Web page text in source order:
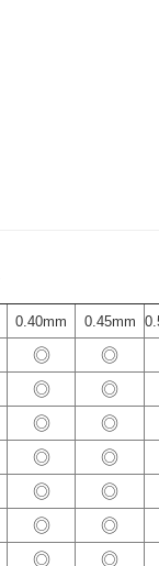
0.40mm 0.45mm
◎ ◎
◎ ◎
◎ ◎
◎ ◎
◎ ◎
◎ ◎
◎ ◎